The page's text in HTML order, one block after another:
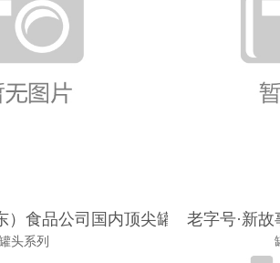
）食品公司国内顶尖罐头生产商
头系列
老字号·新